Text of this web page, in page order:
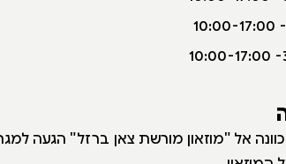
אל "מוזאון מורשת צאן ברזל" הגעה